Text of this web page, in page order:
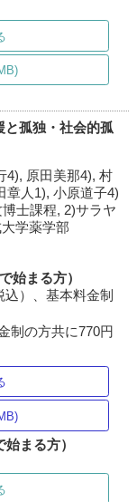
と孤独・社会的孤
4), 原田美那4), 村
章人1), 小原道子4)
士課程, 2)サラヤ
学薬学部
始まる方）
）、基本料金制
制の方共に770円
まる方）